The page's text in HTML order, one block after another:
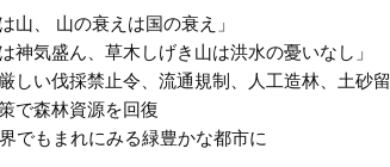
山、 山の衰えは国の衰え」
神気盛ん、草木しげき山は洪水の憂いなし」
しい伐採禁止令、流通規制、人工造林、土砂留
で森林資源を回復
でもまれにみる緑豊かな都市に